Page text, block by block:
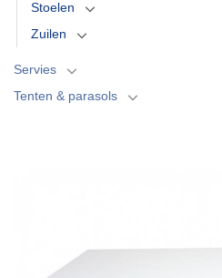
Stoelen
Zuilen
Servies
Tenten & parasols